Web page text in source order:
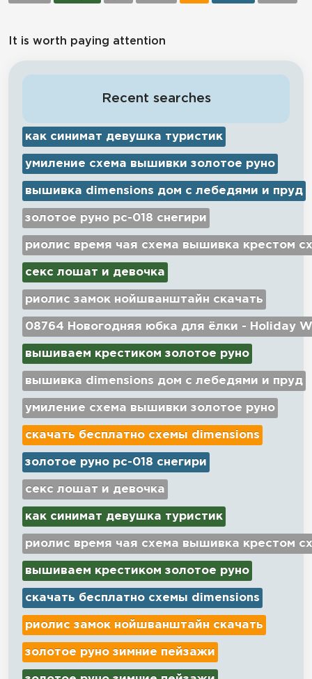
It is worth paying attention
Recent searches
как синимат девушка туристик
умиление схема вышивки золотое руно
вышивка dimensions дом с лебедями и пруд
золотое руно рс-018 снегири
риолис время чая схема вышивка крестом
секс лошат и девочка
риолис замок нойшванштайн скачать
08764 Новогодняя юбка для ёлки - Holiday
вышиваем крестиком золотое руно
вышивка dimensions дом с лебедями и пруд
умиление схема вышивки золотое руно
скачать бесплатно схемы dimensions
золотое руно рс-018 снегири
секс лошат и девочка
как синимат девушка туристик
риолис время чая схема вышивка крестом
вышиваем крестиком золотое руно
скачать бесплатно схемы dimensions
риолис замок нойшванштайн скачать
золотое руно зимние пейзажи